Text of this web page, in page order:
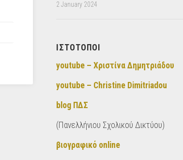
2 January 2024
ΙΣΤΟΤΟΠΟΙ
youtube – Χριστίνα Δημητριάδου
youtube – Christine Dimitriadou
blog ΠΔΣ
(Πανελλήνιου Σχολικού Δικτύου)
βιογραφικό online